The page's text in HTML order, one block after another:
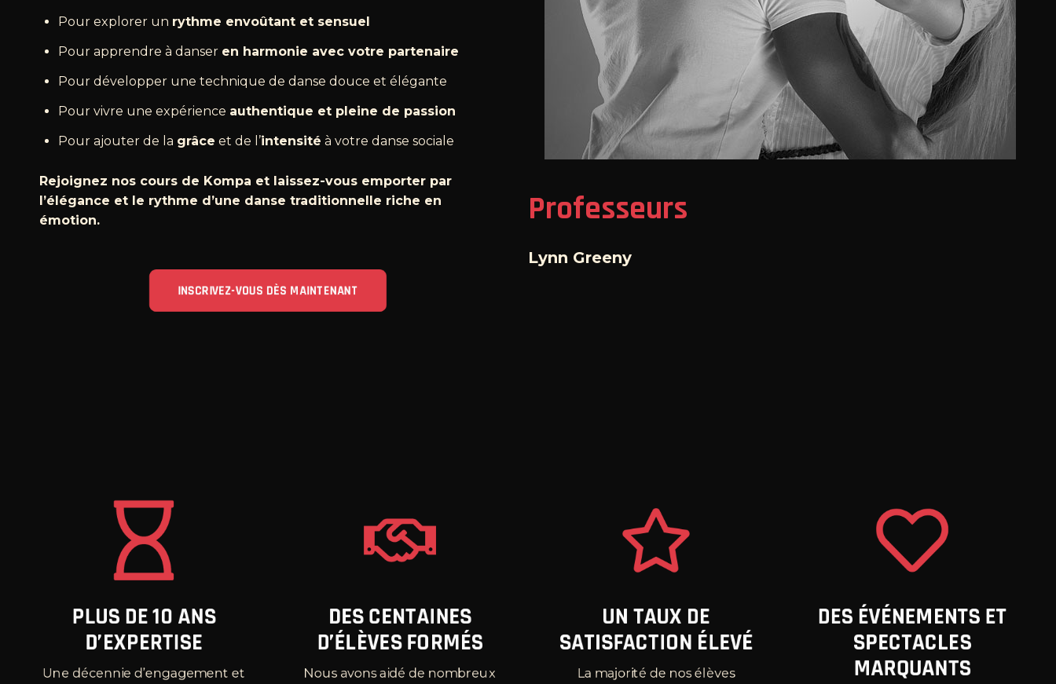
Pour explorer un rythme envoûtant et sensuel
Pour apprendre à danser en harmonie avec votre partenaire
Pour développer une technique de danse douce et élégante
Pour vivre une expérience authentique et pleine de passion
Pour ajouter de la grâce et de l’intensité à votre danse sociale
Rejoignez nos cours de Kompa et laissez-vous emporter par
l’élégance et le rythme d’une danse traditionnelle riche en
émotion.
INSCRIVEZ-VOUS DÈS MAINTENANT
Professeurs
Lynn Greeny
PLUS DE 10 ANS
D’EXPERTISE
Une décennie d’engagement et
DES CENTAINES
D’ÉLÈVES FORMÉS
Nous avons aidé de nombreux
UN TAUX DE
SATISFACTION ÉLEVÉ
La majorité de nos élèves
DES ÉVÉNEMENTS ET
SPECTACLES
MARQUANTS